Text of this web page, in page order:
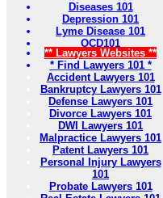
Diseases 101
Depression 101
Lyme Disease 101
OCD101
** Lawyers Websites **
* Find Lawyers 101 *
Accident Lawyers 101
Bankruptcy Lawyers 101
Defense Lawyers 101
Divorce Lawyers 101
DWI Lawyers 101
Malpractice Lawyers 101
Patent Lawyers 101
Personal Injury Lawyers
101
Probate Lawyers 101